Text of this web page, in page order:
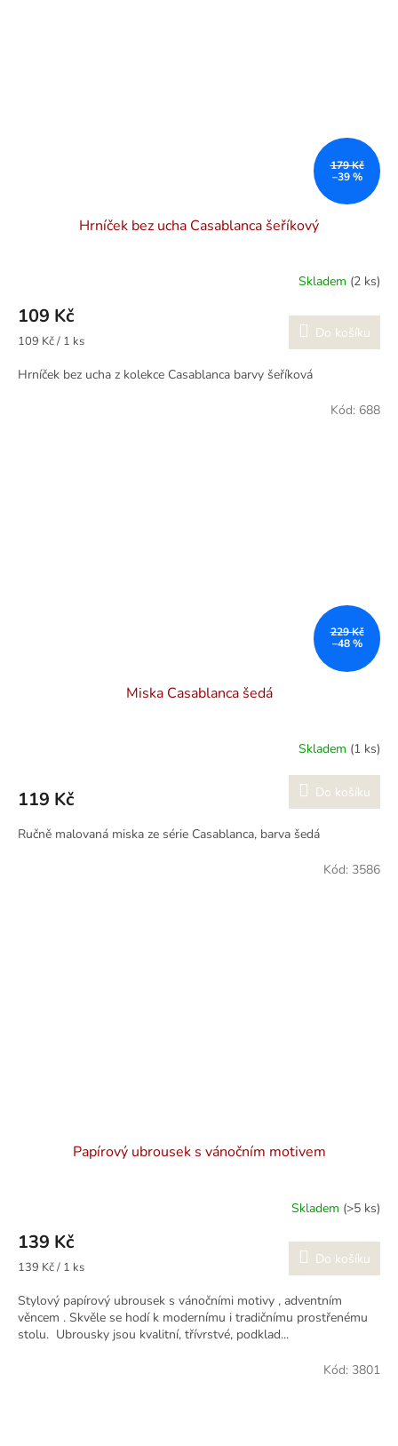
179 Kč
–39 %
Hrníček bez ucha Casablanca šeříkový
Skladem (2 ks)
109 Kč
Měrná
109 Kč / 1 ks Do košíku
Hrníček bez ucha z kolekce Casablanca barvy šeříková
229 Kč
–48 %
Miska Casablanca šedá
Skladem (1 ks)
119 Kč Do košíku
Ručně malovaná miska ze série Casablanca, barva šedá
Kód: 688
Papírový ubrousek s vánočním motivem
Skladem (>5 ks)
139 Kč
Měrná
139 Kč / 1 ks Do košíku
Stylový papírový ubrousek s vánočními motivy , adventním
věncem . Skvěle se hodí k modernímu i tradičnímu prostřenému
stolu. Ubrousky jsou kvalitní, třívrstvé, podklad...
Kód: 3586
Kód: 3801